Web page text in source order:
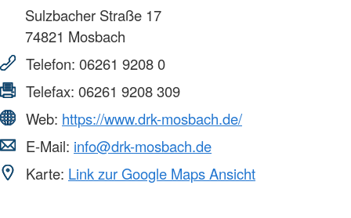
Sulzbacher Straße 17
74821 Mosbach
Telefon: 06261 9208 0
Telefax: 06261 9208 309
Web: https://www.drk-mosbach.de/
E-Mail: info@drk-mosbach.de
Karte: Link zur Google Maps Ansicht